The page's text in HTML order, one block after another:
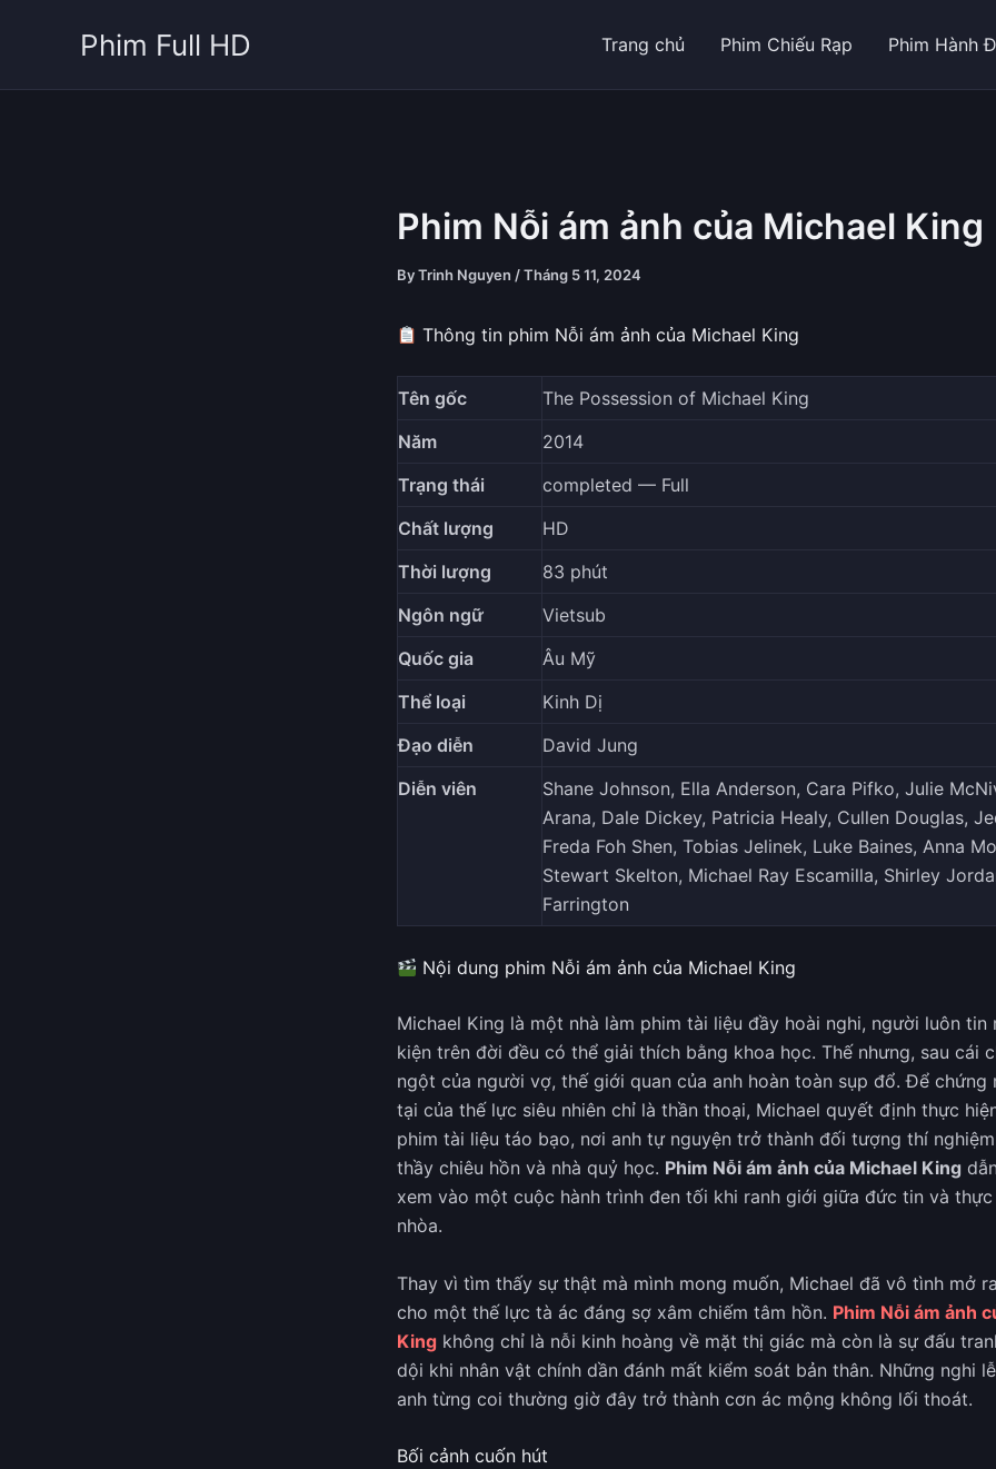
Phim Full HD Trang chủ Phim Chiếu Rạp Phim Hành
Phim Nỗi ám ảnh của Michael King
ByTrinh Nguyen /Tháng 5 11, 2024
Thông tin phim Nỗi ám ảnh của Michael King
Tên gốc
The Possession of Michael King
Năm
2014
Trạng thái
completed — Full
Chất lượng
HD
Thời lượng
83 phút
Ngôn ngữ
Vietsub
Quốc gia
Âu Mỹ
Thể loại
Kinh Dị
Đạo diễn
David Jung
Diễn viên
Shane Johnson, Ella Anderson, Cara Pifko, Julie
Arana, Dale Dickey, Patricia Healy, Cullen Douglas,
Freda Foh Shen, Tobias Jelinek, Luke Baines, Anna
Stewart Skelton, Michael Ray Escamilla, Shirley
Farrington
Nội dung phim Nỗi ám ảnh của Michael King
Michael King là một nhà làm phim tài liệu đầy hoài nghi, người luôn tin
kiện trên đời đều có thể giải thích bằng khoa học. Thế nhưng, sau cái
ngột của người vợ, thế giới quan của anh hoàn toàn sụp đổ. Để chứng
tại của thế lực siêu nhiên chỉ là thần thoại, Michael quyết định thực
phim tài liệu táo bạo, nơi anh tự nguyện trở thành đối tượng thí
thầy chiêu hồn và nhà quỷ học. Phim Nỗi ám ảnh của Michael King
xem vào một cuộc hành trình đen tối khi ranh giới giữa đức tin và
nhòa.
Thay vì tìm thấy sự thật mà mình mong muốn, Michael đã vô tình mở
cho một thế lực tà ác đáng sợ xâm chiếm tâm hồn. Phim Nỗi ám ảnh
King không chỉ là nỗi kinh hoàng về mặt thị giác mà còn là sự đấu
dội khi nhân vật chính dần đánh mất kiểm soát bản thân. Những nghi
anh từng coi thường giờ đây trở thành cơn ác mộng không lối thoát.
Bối cảnh cuốn hút